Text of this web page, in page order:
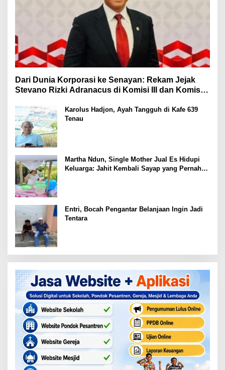
Dari Dunia Korporasi ke Senayan: Rekam Jejak
Stevano Rizki Adranacus di Komisi III dan Komisi X
Karolus Hadjon, Ayah Tangguh di Kafe 639
Tenau
Martha Ndun, Single Mother Jual Es Hidupi
Keluarga: Jahit Kembali Sayap yang Pernah
Entri, Bocah Pengantar Belanjaan Ingin Jadi
Tentara